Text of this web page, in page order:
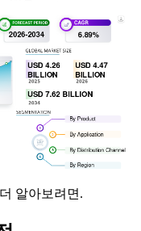
알아보려면.